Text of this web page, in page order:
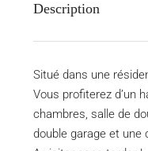
Description
Situé dans une
Vous profiterez d’un
chambres, salle de
double garage et une